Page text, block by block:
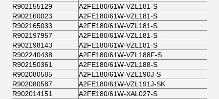
R902155129
A2FE180/61W-VZL181-S
R902160023
A2FE180/61W-VZL181-S
R902165033
A2FE180/61W-VZL181-S
R902197957
A2FE180/61W-VZL181-S
R902198143
A2FE180/61W-VZL181-S
R902240438
A2FE180/61W-VZL188F-S
R902150361
A2FE180/61W-VZL188-S
R902080585
A2FE180/61W-VZL190J-S
R902080587
A2FE180/61W-VZL191J-SK
R902014151
A2FE180/61W-XAL027-S